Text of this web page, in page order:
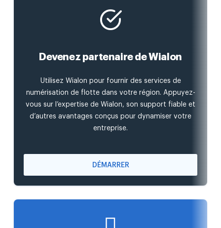
Devenez partenaire de Wialon
Utilisez Wialon pour fournir des services de
numérisation de flotte dans votre région. Appuyez-
vous sur l’expertise de Wialon, son support fiable et
d’autres avantages conçus pour dynamiser votre
entreprise.
DÉMARRER